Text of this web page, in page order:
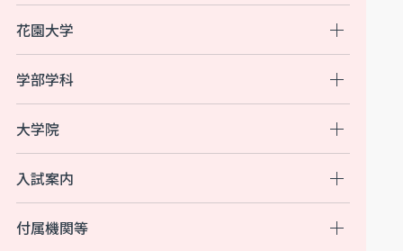
花園大学
入試案内
付属機関等
学部学科
大学院